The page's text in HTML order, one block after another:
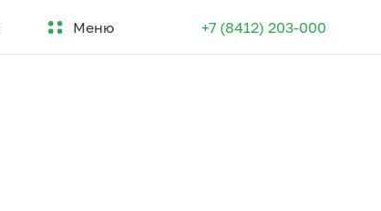
Меню +7 (8412) 203-000